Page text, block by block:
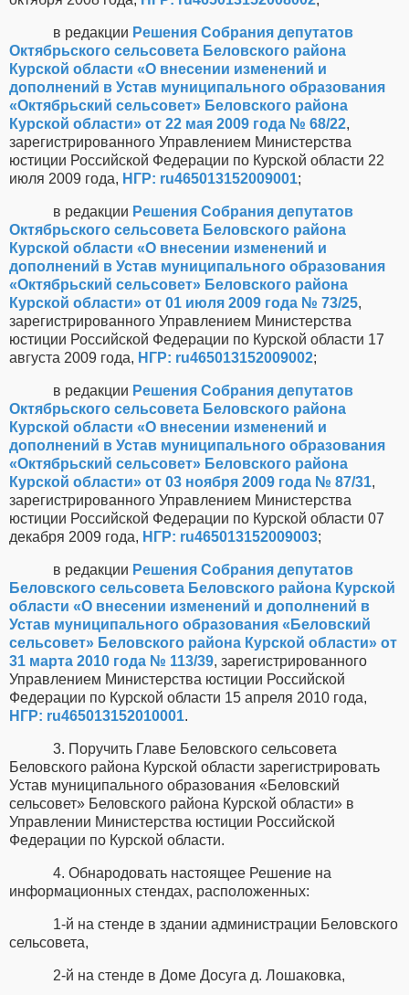
в редакции Решения Собрания депутатов
Октябрьского сельсовета Беловского района
Курской области «О внесении изменений и
дополнений в Устав муниципального образования
«Октябрьский сельсовет» Беловского района
Курской области» от 22 мая 2009 года № 68/22,
зарегистрированного Управлением Министерства
юстиции Российской Федерации по Курской области 22
июля 2009 года, НГР: ru465013152009001;
в редакции Решения Собрания депутатов
Октябрьского сельсовета Беловского района
Курской области «О внесении изменений и
дополнений в Устав муниципального образования
«Октябрьский сельсовет» Беловского района
Курской области» от 01 июля 2009 года № 73/25,
зарегистрированного Управлением Министерства
юстиции Российской Федерации по Курской области 17
августа 2009 года, НГР: ru465013152009002;
в редакции Решения Собрания депутатов
Октябрьского сельсовета Беловского района
Курской области «О внесении изменений и
дополнений в Устав муниципального образования
«Октябрьский сельсовет» Беловского района
Курской области» от 03 ноября 2009 года № 87/31,
зарегистрированного Управлением Министерства
юстиции Российской Федерации по Курской области 07
декабря 2009 года, НГР: ru465013152009003;
в редакции Решения Собрания депутатов
Беловского сельсовета Беловского района Курской
области «О внесении изменений и дополнений в
Устав муниципального образования «Беловский
сельсовет» Беловского района Курской области» от
31 марта 2010 года № 113/39, зарегистрированного
Управлением Министерства юстиции Российской
Федерации по Курской области 15 апреля 2010 года,
НГР: ru465013152010001.
3. Поручить Главе Беловского сельсовета
Беловского района Курской области зарегистрировать
Устав муниципального образования «Беловский
сельсовет» Беловского района Курской области» в
Управлении Министерства юстиции Российской
Федерации по Курской области.
4. Обнародовать настоящее Решение на
информационных стендах, расположенных:
1-й на стенде в здании администрации Беловского
сельсовета,
2-й на стенде в Доме Досуга д. Лошаковка,